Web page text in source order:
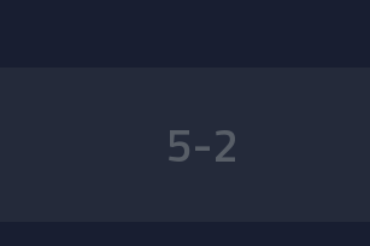
5-2